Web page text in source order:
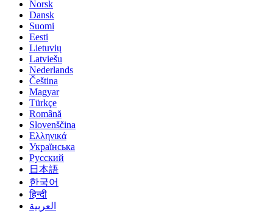
Norsk
Dansk
Suomi
Eesti
Lietuvių
Latviešu
Nederlands
Čeština
Magyar
Türkçe
Română
Slovenščina
Ελληνικά
Українська
Русский
日本語
한국어
हिन्दी
العربية